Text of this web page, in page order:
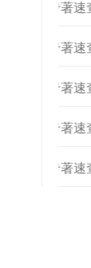
专著速
专著速
专著速
专著速
专著速